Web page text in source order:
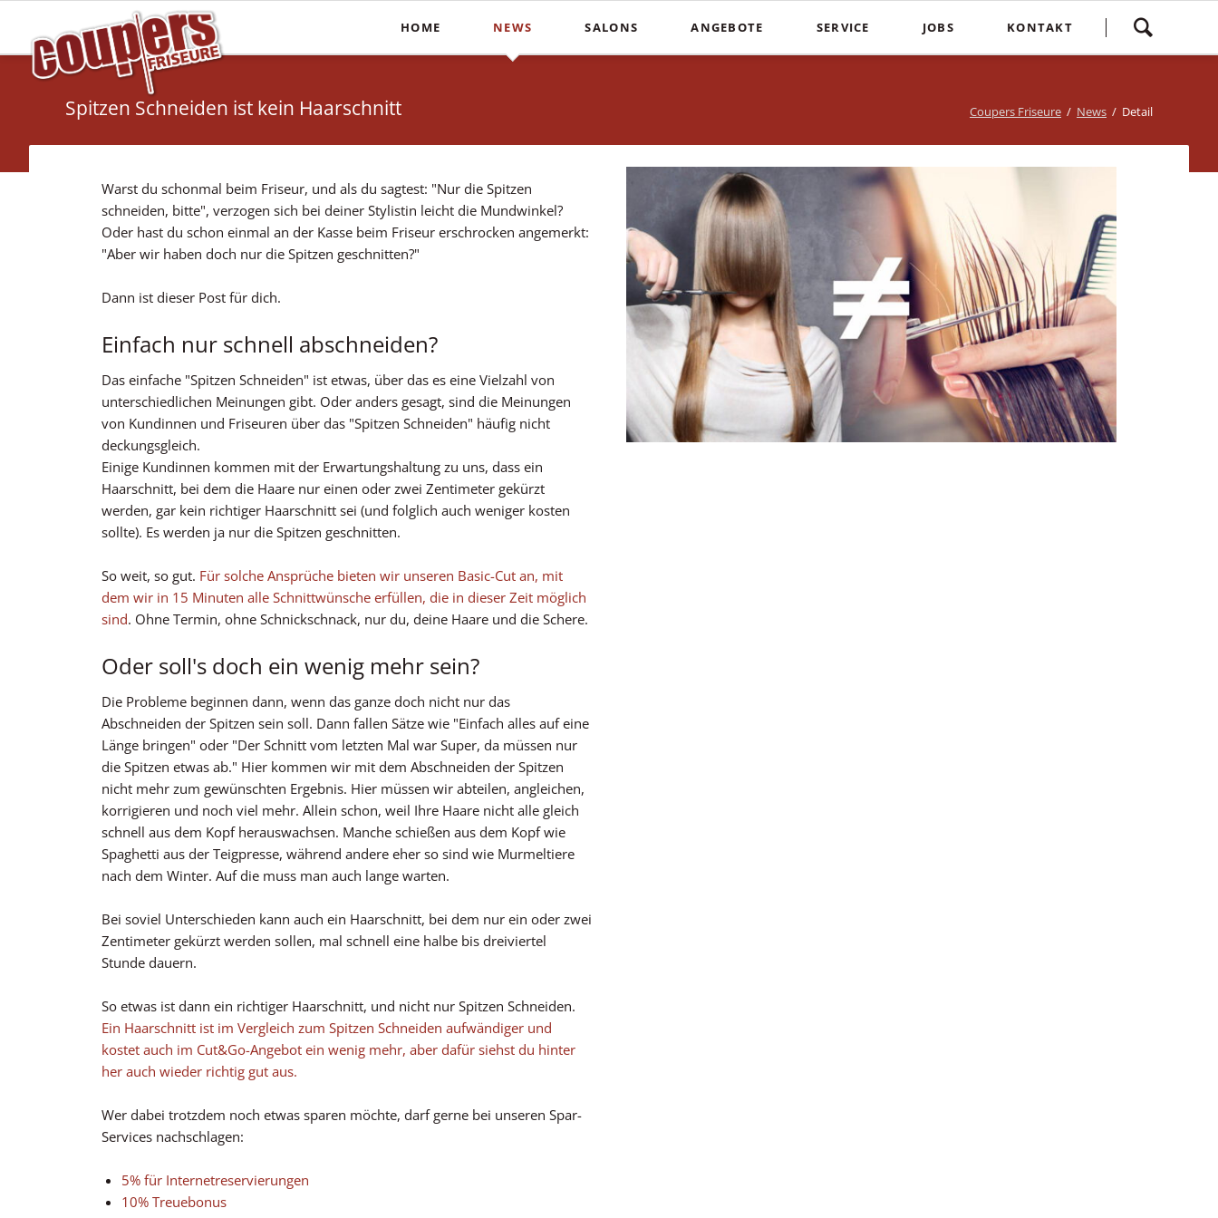
überspringen
HOME NEWS SALONS
Coupers am Stephansplatz
ANGEBOTE
Mehr Haare
Haarverlängerungen
Topper
Haaranalyse
Schnitte
Brautfrisuren
SERVICE
Kostenlose Kinderhaarschnitte
Treuebonus
Corona Regeln
JOBS KONTAKT
Bewertung
Friseurbewertung
Login
Spitzen Schneiden ist kein Haarschnitt Coupers Friseure News Detail
Warst du schonmal beim Friseur, und als du sagtest: "Nur die Spitzen
schneiden, bitte", verzogen sich bei deiner Stylistin leicht die Mundwinkel?
Oder hast du schon einmal an der Kasse beim Friseur erschrocken angemerkt:
"Aber wir haben doch nur die Spitzen geschnitten?"
Dann ist dieser Post für dich.
Einfach nur schnell abschneiden?
Das einfache "Spitzen Schneiden" ist etwas, über das es eine Vielzahl von
unterschiedlichen Meinungen gibt. Oder anders gesagt, sind die Meinungen
von Kundinnen und Friseuren über das "Spitzen Schneiden" häufig nicht
deckungsgleich.
Einige Kundinnen kommen mit der Erwartungshaltung zu uns, dass ein
Haarschnitt, bei dem die Haare nur einen oder zwei Zentimeter gekürzt
werden, gar kein richtiger Haarschnitt sei (und folglich auch weniger kosten
sollte). Es werden ja nur die Spitzen geschnitten.
So weit, so gut. Für solche Ansprüche bieten wir unseren Basic-Cut an, mit
dem wir in 15 Minuten alle Schnittwünsche erfüllen, die in dieser Zeit möglich
sind. Ohne Termin, ohne Schnickschnack, nur du, deine Haare und die Schere.
Oder soll's doch ein wenig mehr sein?
Die Probleme beginnen dann, wenn das ganze doch nicht nur das
Abschneiden der Spitzen sein soll. Dann fallen Sätze wie "Einfach alles auf eine
Länge bringen" oder "Der Schnitt vom letzten Mal war Super, da müssen nur
die Spitzen etwas ab." Hier kommen wir mit dem Abschneiden der Spitzen
nicht mehr zum gewünschten Ergebnis. Hier müssen wir abteilen, angleichen,
korrigieren und noch viel mehr. Allein schon, weil Ihre Haare nicht alle gleich
schnell aus dem Kopf herauswachsen. Manche schießen aus dem Kopf wie
Spaghetti aus der Teigpresse, während andere eher so sind wie Murmeltiere
nach dem Winter. Auf die muss man auch lange warten.
Bei soviel Unterschieden kann auch ein Haarschnitt, bei dem nur ein oder zwei
Zentimeter gekürzt werden sollen, mal schnell eine halbe bis dreiviertel
Stunde dauern.
So etwas ist dann ein richtiger Haarschnitt, und nicht nur Spitzen Schneiden.
Ein Haarschnitt ist im Vergleich zum Spitzen Schneiden aufwändiger und
kostet auch im Cut&Go-Angebot ein wenig mehr, aber dafür siehst du hinter
her auch wieder richtig gut aus.
Wer dabei trotzdem noch etwas sparen möchte, darf gerne bei unseren Spar-
Services nachschlagen:
5% für Internetreservierungen
10% Treuebonus